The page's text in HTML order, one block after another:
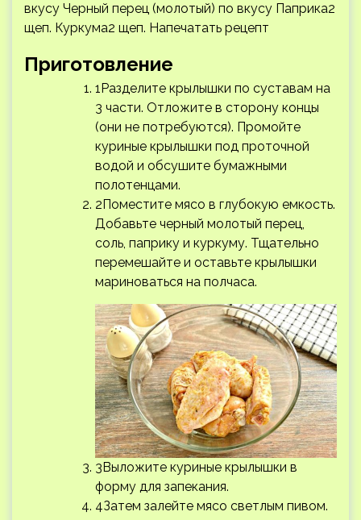
вкусу Черный перец (молотый) по вкусу Паприка2
щеп. Куркума2 щеп. Напечатать рецепт
Приготовление
1Разделите крылышки по суставам на
3 части. Отложите в сторону концы
(они не потребуются). Промойте
куриные крылышки под проточной
водой и обсушите бумажными
полотенцами.
2Поместите мясо в глубокую емкость.
Добавьте черный молотый перец,
соль, паприку и куркуму. Тщательно
перемешайте и оставьте крылышки
мариноваться на полчаса.
3Выложите куриные крылышки в
форму для запекания.
4Затем залейте мясо светлым пивом.